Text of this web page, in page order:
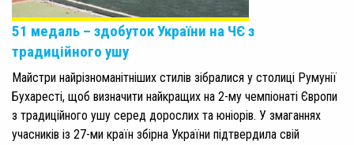
51 медаль – здобуток України на ЧЄ з
традиційного ушу
Майстри найрізноманітніших стилів зібралися у столиці Румунії
Бухаресті, щоб визначити найкращих на 2-му чемпіонаті Європи
з традиційного ушу серед дорослих та юніорів. У змаганнях
учасників із 27-ми країн збірна України підтвердила свій